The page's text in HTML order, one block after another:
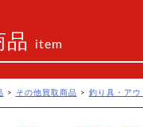
品 item
> その他買取商品 > 釣り具・アウ